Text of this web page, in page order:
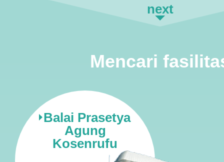
next
Mencari
Balai Prasetya
Agung
Kosenrufu